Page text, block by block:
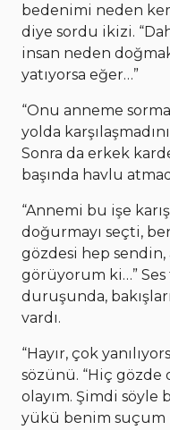
bedenimi neden
diye sordu ikizi.
insan neden
yatıyorsa eğer…”
“Onu anneme
yolda
Sonra da erkek
başında havlu
“Annemi bu işe
doğurmayı seçti,
gözdesi hep sendin,
görüyorum ki…”
duruşunda,
vardı.
“Hayır, çok
sözünü. “Hiç gözde
olayım. Şimdi söyle
yükü benim suçum